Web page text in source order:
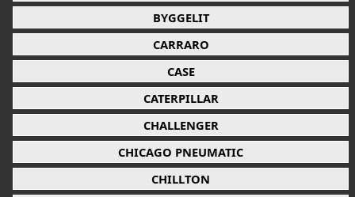
BYGGELIT
CARRARO
CASE
CATERPILLAR
CHALLENGER
CHICAGO PNEUMATIC
CHILLTON